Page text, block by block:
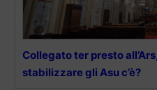
Collegato ter presto
stabilizzare gli Asu c’è?